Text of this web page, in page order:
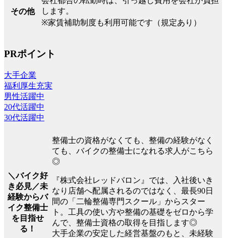
その他
します。
※家賃補助制度も利用可能です（規定あり）
PRポイント
大手企業
福利厚生充実
男性活躍中
20代活躍中
30代活躍中
＼バイク好
き必見／未
経験からバ
イク整備士
を目指せ
る！
整備士の資格がなくても、整備の経験がなく
ても、バイクの整備士になれる求人がこちら
◎
『株式会社レッドバロン』では、入社後いき
なり店舗へ配属されるのではなく、最長90日
間の「二輪整備専門スクール」からスター
ト。工具の使い方や整備の基礎をゼロから学
んで、整備士資格の取得を目指します◎
大手企業の安定した経営基盤のもと、未経験